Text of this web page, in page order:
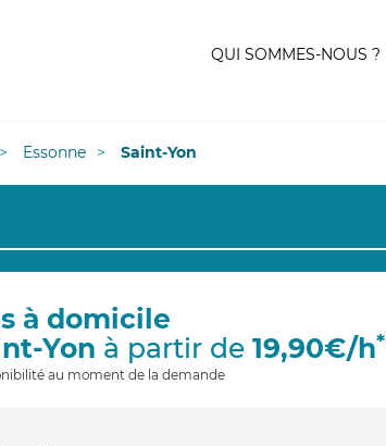
QUI SOMMES-NOUS ?
Essonne Saint-Yon
à domicile
Yon à partir de 19,90€/h*
au moment de la demande